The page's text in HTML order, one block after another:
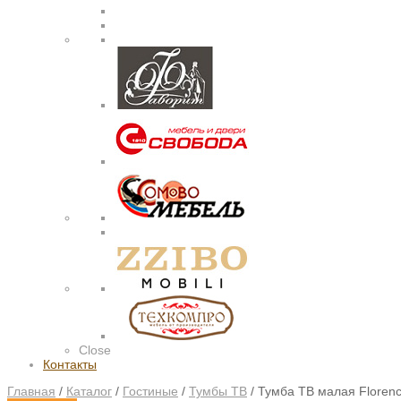
Close
Контакты
Главная / Каталог / Гостиные / Тумбы ТВ / Тумба ТВ малая